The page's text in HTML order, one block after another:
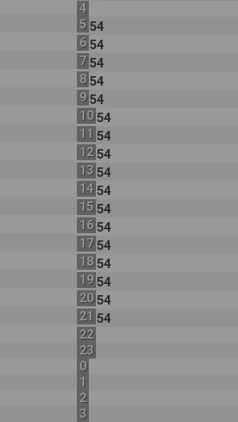
4
5 54
6 54
7 54
8 54
9 54
10 54
11 54
12 54
13 54
14 54
15 54
16 54
17 54
18 54
19 54
20 54
21 54
22
23
0
1
2
3